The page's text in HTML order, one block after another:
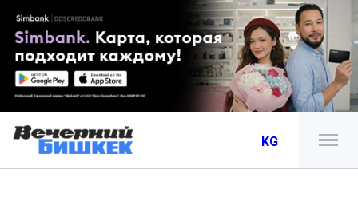
KG